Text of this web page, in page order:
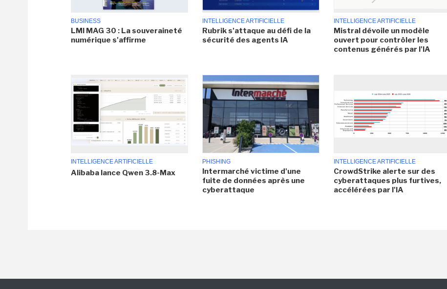
BUSINESS
LMI MAG 30 : La souveraineté
numérique s'affirme
INTELLIGENCE ARTIFICIELLE
Rubrik s'attaque au défi de la
sécurité des agents IA
INTELLIGENCE ARTIFICIELLE
Mistral dévoile un modèle
ouvert pour contrôler les
contenus générés par l'IA
INTELLIGENCE ARTIFICIELLE
Alibaba lance Qwen 3.8-Max
PHISHING
Intermarché victime d'une
fuite de données après une
cyberattaque
INTELLIGENCE ARTIFICIELLE
CrowdStrike alerte sur des
cyberattaques plus furtives,
accélérées par l'IA